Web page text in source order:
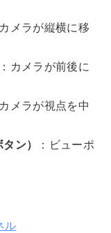
カメラが縦横に移
：カメラが前後に
カメラが視点を中
ン）
：ビューポ
ル